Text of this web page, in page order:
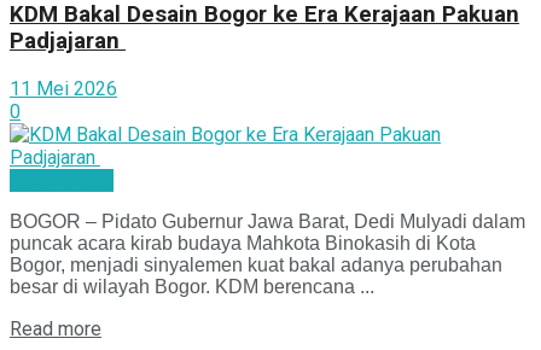
KDM Bakal Desain Bogor ke Era Kerajaan Pakuan
Padjajaran
11 Mei 2026
0
BOGOR – Pidato Gubernur Jawa Barat, Dedi Mulyadi dalam
puncak acara kirab budaya Mahkota Binokasih di Kota
Bogor, menjadi sinyalemen kuat bakal adanya perubahan
besar di wilayah Bogor. KDM berencana ...
Read more